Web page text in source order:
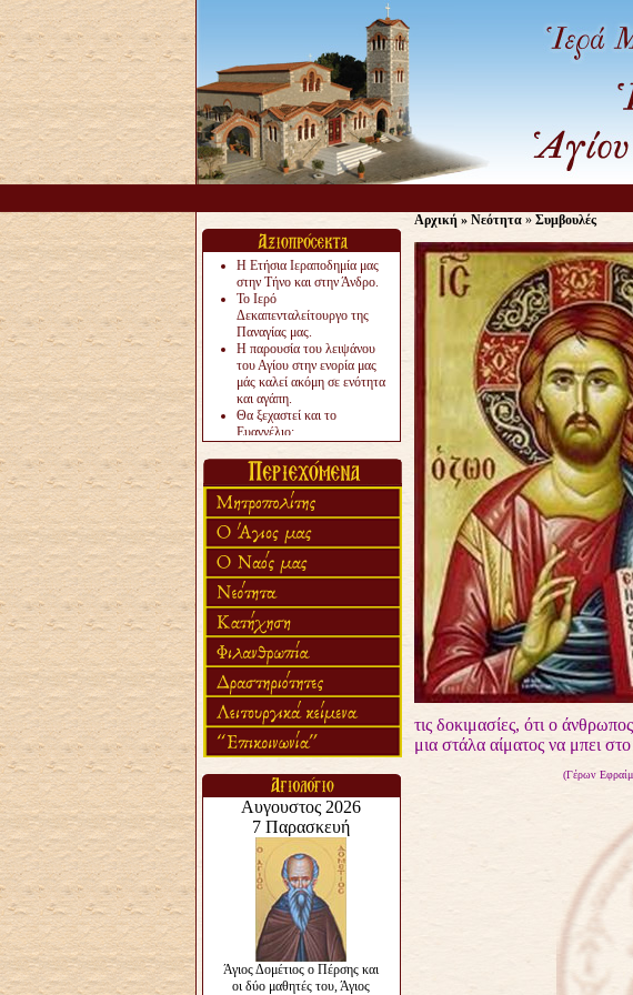
Η Ετήσια Ιεραποδημία μας
στην Τήνο και στην Άνδρο.
Το Ιερό
Δεκαπενταλείτουργο της
Παναγίας μας.
Η παρουσία του λειψάνου
του Αγίου στην ενορία μας
μάς καλεί ακόμη σε ενότητα
και αγάπη.
Θα ξεχαστεί και το
Ευαγγέλιο;
«πολύ αργά».
Ζητείται....
Αρχική» Νεότητα» Συμβουλές
τις δοκιμασίες, ότι ο
μια στάλα αίματος να μπει
(Γέρων